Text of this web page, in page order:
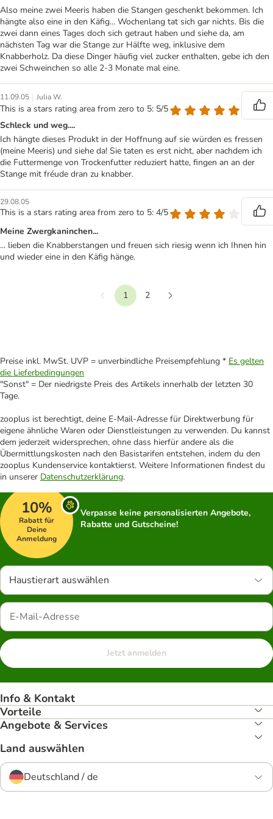
Also meine zwei Meeris haben die Stangen geschenkt bekommen. Ich
hängte also eine in den Käfig... Wochenlang tat sich gar nichts. Bis die
zwei dann eines Tages doch sich getraut haben und siehe da, am
nächsten Tag war die Stange zur Hälfte weg, inklusive dem
Knabberholz. Da diese Dinger häufig viel zucker enthalten, gebe ich den
zwei Schweinchen so alle 2-3 Monate mal eine.
11.09.05 | Julia W.
This is a stars rating area from zero to 5: 5/5
Schleck und weg....
Ich hängte dieses Produkt in der Hoffnung auf sie würden es fressen
(meine Meeris) und siehe da! Sie taten es erst nicht, aber nachdem ich
die Futtermenge von Trockenfutter reduziert hatte, fingen an an der
Stange mit fréude dran zu knabber.
29.08.05
This is a stars rating area from zero to 5: 4/5
Meine Zwergkaninchen...
... lieben die Knabberstangen und freuen sich riesig wenn ich Ihnen hin
und wieder eine in den Käfig hänge.
Vorherige
1
2
Preise inkl. MwSt. UVP = unverbindliche Preisempfehlung * Es gelten
die Lieferbedingungen
"Sonst" = Der niedrigste Preis des Artikels innerhalb der letzten 30
Tage.
zooplus ist berechtigt, deine E-Mail-Adresse für Direktwerbung für
eigene ähnliche Waren oder Dienstleistungen zu verwenden. Du kannst
dem jederzeit widersprechen, ohne dass hierfür andere als die
Übermittlungskosten nach den Basistarifen entstehen, indem du den
zooplus Kundenservice kontaktierst. Weitere Informationen findest du
in unserer Datenschutzerklärung.
10%
Rabatt für
Deine
Anmeldung
Verpasse keine personalisierten Angebote,
Rabatte und Gutscheine!
Haustierart auswählen
Jetzt anmelden
Info & Kontakt
Vorteile
Angebote & Services
Land auswählen
Deutschland / de